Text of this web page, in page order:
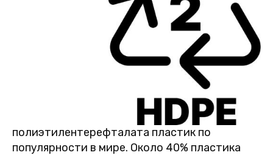
полиэтилентерефталата пластик по
популярности в мире. Около 40% пластика